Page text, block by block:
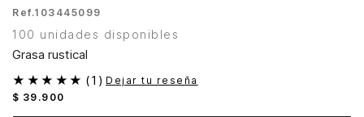
Ref.103445099
100 unidades disponibles
Grasa rustical
★ ★ ★ ★ ★ (1 ) Dejar tu reseña
$ 39 .900